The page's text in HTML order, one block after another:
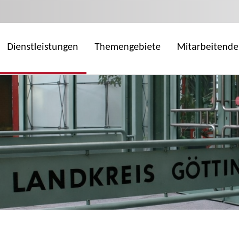
Dienstleistungen Themengebiete Mitarbeitende